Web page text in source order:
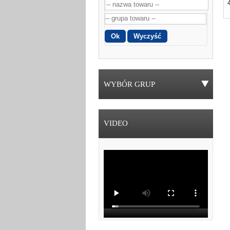
WYBÓR GRUP
VIDEO